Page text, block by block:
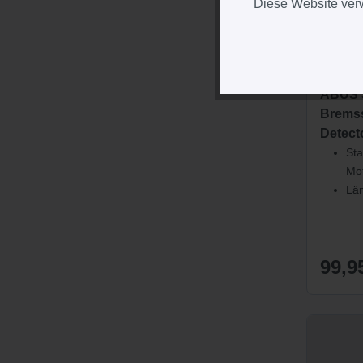
ABUS
Diese Website